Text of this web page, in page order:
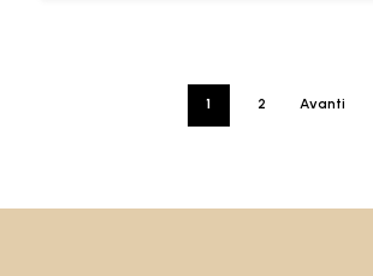
1 2 Avanti